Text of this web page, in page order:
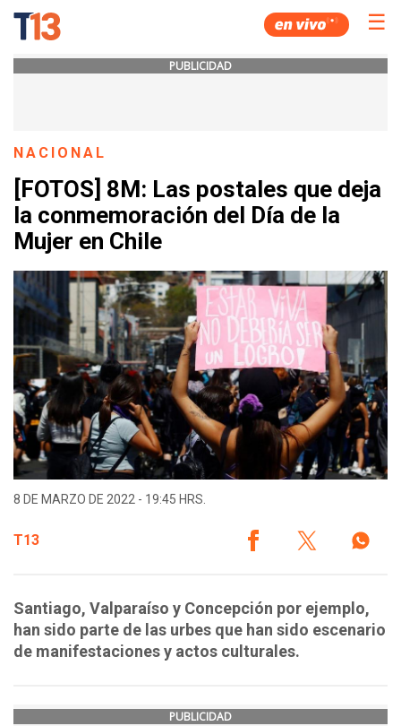
☰
PUBLICIDAD
NACIONAL
[FOTOS] 8M: Las postales que deja
la conmemoración del Día de la
Mujer en Chile
8 DE MARZO DE 2022 - 19:45 HRS.
T13
Santiago, Valparaíso y Concepción por ejemplo,
han sido parte de las urbes que han sido escenario
de manifestaciones y actos culturales.
PUBLICIDAD